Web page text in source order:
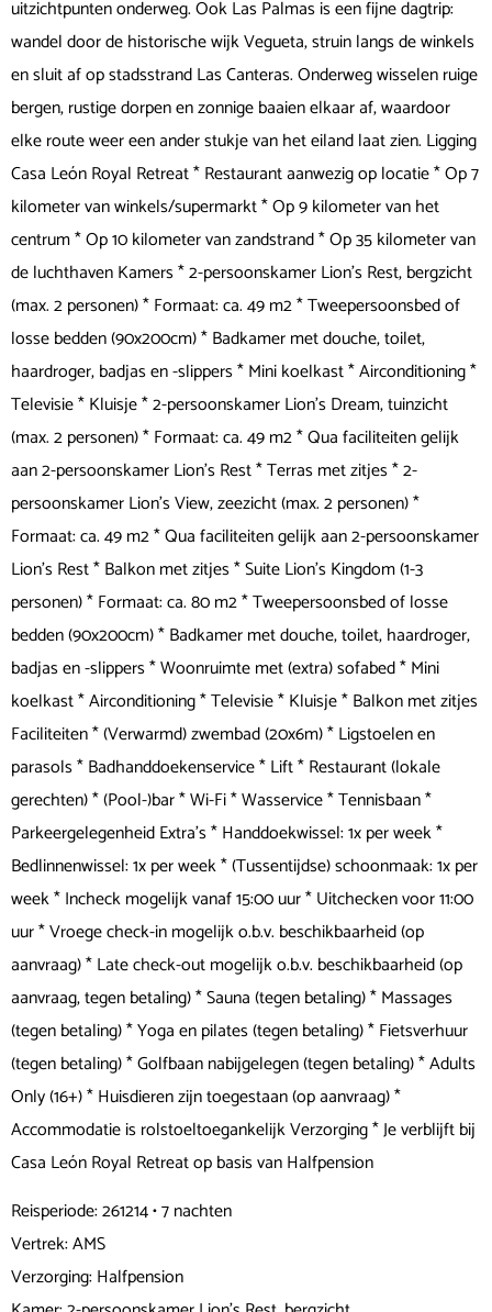
uitzichtpunten onderweg. Ook Las Palmas is een fijne dagtrip:
wandel door de historische wijk Vegueta, struin langs de winkels
en sluit af op stadsstrand Las Canteras. Onderweg wisselen ruige
bergen, rustige dorpen en zonnige baaien elkaar af, waardoor
elke route weer een ander stukje van het eiland laat zien. Ligging
Casa León Royal Retreat * Restaurant aanwezig op locatie * Op 7
kilometer van winkels/supermarkt * Op 9 kilometer van het
centrum * Op 10 kilometer van zandstrand * Op 35 kilometer van
de luchthaven Kamers * 2-persoonskamer Lion’s Rest, bergzicht
(max. 2 personen) * Formaat: ca. 49 m2 * Tweepersoonsbed of
losse bedden (90x200cm) * Badkamer met douche, toilet,
haardroger, badjas en -slippers * Mini koelkast * Airconditioning *
Televisie * Kluisje * 2-persoonskamer Lion’s Dream, tuinzicht
(max. 2 personen) * Formaat: ca. 49 m2 * Qua faciliteiten gelijk
aan 2-persoonskamer Lion’s Rest * Terras met zitjes * 2-
persoonskamer Lion’s View, zeezicht (max. 2 personen) *
Formaat: ca. 49 m2 * Qua faciliteiten gelijk aan 2-persoonskamer
Lion’s Rest * Balkon met zitjes * Suite Lion’s Kingdom (1-3
personen) * Formaat: ca. 80 m2 * Tweepersoonsbed of losse
bedden (90x200cm) * Badkamer met douche, toilet, haardroger,
badjas en -slippers * Woonruimte met (extra) sofabed * Mini
koelkast * Airconditioning * Televisie * Kluisje * Balkon met zitjes
Faciliteiten * (Verwarmd) zwembad (20x6m) * Ligstoelen en
parasols * Badhanddoekenservice * Lift * Restaurant (lokale
gerechten) * (Pool-)bar * Wi-Fi * Wasservice * Tennisbaan *
Parkeergelegenheid Extra's * Handdoekwissel: 1x per week *
Bedlinnenwissel: 1x per week * (Tussentijdse) schoonmaak: 1x per
week * Incheck mogelijk vanaf 15:00 uur * Uitchecken voor 11:00
uur * Vroege check-in mogelijk o.b.v. beschikbaarheid (op
aanvraag) * Late check-out mogelijk o.b.v. beschikbaarheid (op
aanvraag, tegen betaling) * Sauna (tegen betaling) * Massages
(tegen betaling) * Yoga en pilates (tegen betaling) * Fietsverhuur
(tegen betaling) * Golfbaan nabijgelegen (tegen betaling) * Adults
Only (16+) * Huisdieren zijn toegestaan (op aanvraag) *
Accommodatie is rolstoeltoegankelijk Verzorging * Je verblijft bij
Casa León Royal Retreat op basis van Halfpension
Reisperiode: 261214 • 7 nachten
Vertrek: AMS
Verzorging: Halfpension